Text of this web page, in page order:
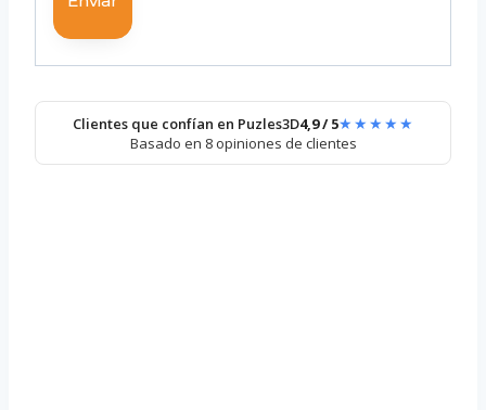
Clientes que confían en Puzles3D4,9 / 5★★★★★
Basado en 8 opiniones de clientes